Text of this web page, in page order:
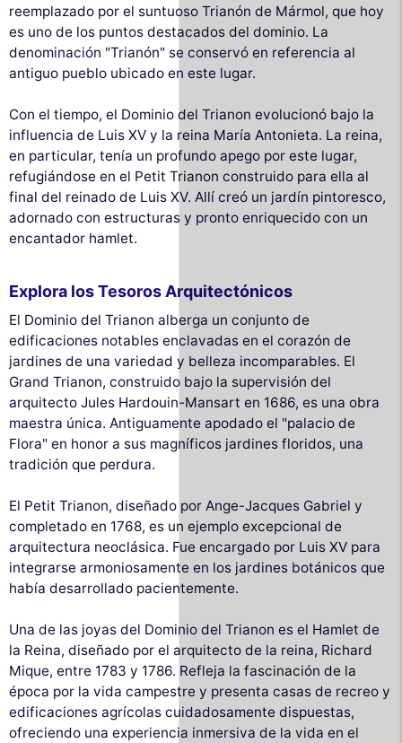
reemplazado por el suntuoso Trianón de Mármol, que hoy
es uno de los puntos destacados del dominio. La
denominación "Trianón" se conservó en referencia al
antiguo pueblo ubicado en este lugar.
Con el tiempo, el Dominio del Trianon evolucionó bajo la
influencia de Luis XV y la reina María Antonieta. La reina,
en particular, tenía un profundo apego por este lugar,
refugiándose en el Petit Trianon construido para ella al
final del reinado de Luis XV. Allí creó un jardín pintoresco,
adornado con estructuras y pronto enriquecido con un
encantador hamlet.
Explora los Tesoros Arquitectónicos
El Dominio del Trianon alberga un conjunto de
edificaciones notables enclavadas en el corazón de
jardines de una variedad y belleza incomparables. El
Grand Trianon, construido bajo la supervisión del
arquitecto Jules Hardouin-Mansart en 1686, es una obra
maestra única. Antiguamente apodado el "palacio de
Flora" en honor a sus magníficos jardines floridos, una
tradición que perdura.
El Petit Trianon, diseñado por Ange-Jacques Gabriel y
completado en 1768, es un ejemplo excepcional de
arquitectura neoclásica. Fue encargado por Luis XV para
integrarse armoniosamente en los jardines botánicos que
había desarrollado pacientemente.
Una de las joyas del Dominio del Trianon es el Hamlet de
la Reina, diseñado por el arquitecto de la reina, Richard
Mique, entre 1783 y 1786. Refleja la fascinación de la
época por la vida campestre y presenta casas de recreo y
edificaciones agrícolas cuidadosamente dispuestas,
ofreciendo una experiencia inmersiva de la vida en el